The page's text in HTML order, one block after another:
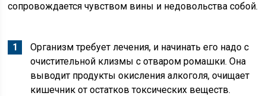
сопровождается чувством вины и недовольства собой.
Организм требует лечения, и начинать его надо с
очистительной клизмы с отваром ромашки. Она
выводит продукты окисления алкоголя, очищает
кишечник от остатков токсических веществ.